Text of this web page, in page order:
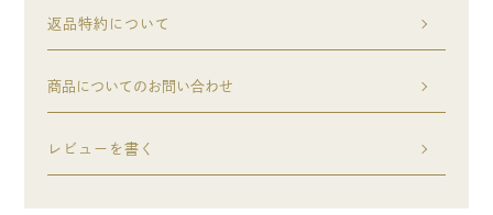
返品特約について
商品についてのお問い合わせ
レビューを書く